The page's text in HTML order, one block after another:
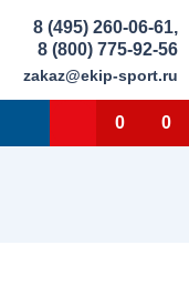
8 (495) 260-06-61,
8 (800) 775-92-56
zakaz@ekip-sport.ru
0 0